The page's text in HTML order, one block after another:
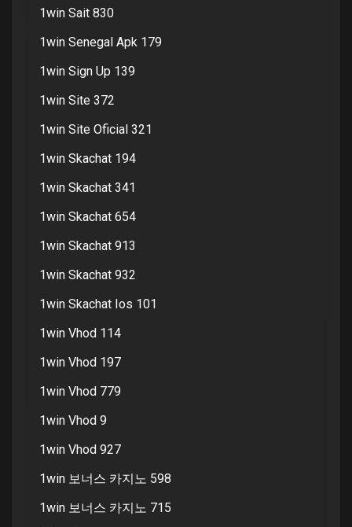
1win Sait 830
1win Senegal Apk 179
1win Sign Up 139
1win Site 372
1win Site Oficial 321
1win Skachat 194
1win Skachat 341
1win Skachat 654
1win Skachat 913
1win Skachat 932
1win Skachat Ios 101
1win Vhod 114
1win Vhod 197
1win Vhod 779
1win Vhod 9
1win Vhod 927
1win 보너스 카지노 598
1win 보너스 카지노 715